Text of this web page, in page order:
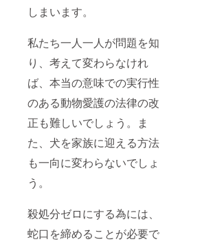
しまいます。
私たち一人一人が問題を知
り、考えて変わらなけれ
ば、本当の意味での実行性
のある動物愛護の法律の改
正も難しいでしょう。ま
た、犬を家族に迎える方法
も一向に変わらないでしょ
う。
殺処分ゼロにする為には、
蛇口を締めることが必要で